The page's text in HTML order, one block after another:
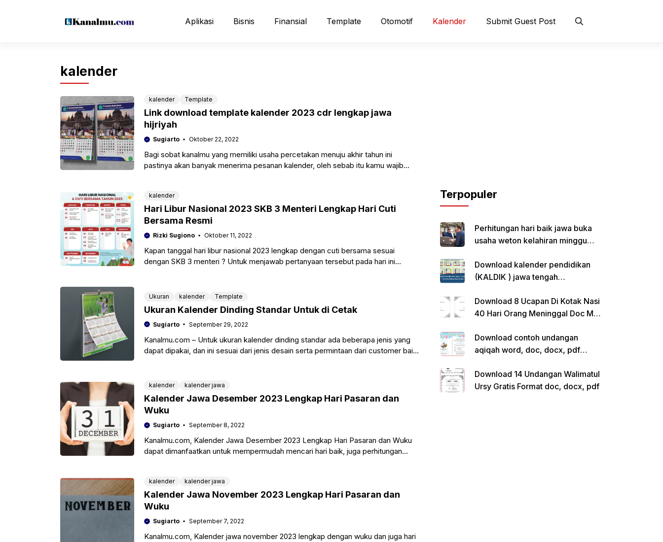
Aplikasi Bisnis Finansial Template Otomotif Kalender Submit Guest Post
kalender
kalender Template
Link download template kalender 2023 cdr lengkap jawa
hijriyah
Sugiarto Oktober 22, 2022
Bagi sobat kanalmu yang memiliki usaha percetakan menuju akhir tahun ini
pastinya akan banyak menerima pesanan kalender, oleh sebab itu kamu wajib
kalender
Hari Libur Nasional 2023 SKB 3 Menteri Lengkap Hari Cuti
Bersama Resmi
Rizki Sugiono Oktober 11, 2022
Kapan tanggal hari libur nasional 2023 lengkap dengan cuti bersama sesuai
dengan SKB 3 menteri ? Untuk menjawab pertanyaan tersebut pada hari ini
Ukuran kalender Template
Ukuran Kalender Dinding Standar Untuk di Cetak
Sugiarto September 29, 2022
Kanalmu.com – Untuk ukuran kalender dinding standar ada beberapa jenis yang
dapat dipakai, dan ini sesuai dari jenis desain serta permintaan dari customer baik
kalender kalender jawa
Kalender Jawa Desember 2023 Lengkap Hari Pasaran dan
Wuku
Sugiarto September 8, 2022
Kanalmu.com, Kalender Jawa Desember 2023 Lengkap Hari Pasaran dan Wuku
dapat dimanfaatkan untuk mempermudah mencari hari baik, juga perhitungan
kalender kalender jawa
Kalender Jawa November 2023 Lengkap Hari Pasaran dan
Wuku
Sugiarto September 7, 2022
Kanalmu.com, Kalender jawa november 2023 lengkap dengan wuku dan juga hari
Terpopuler
Perhitungan hari baik jawa buka
usaha weton kelahiran minggu
Download kalender pendidikan
(KALDIK ) jawa tengah
Download 8 Ucapan Di Kotak Nasi
40 Hari Orang Meninggal Doc Ms.
Download contoh undangan
aqiqah word, doc, docx, pdf
Download 14 Undangan Walimatul
Ursy Gratis Format doc, docx, pdf